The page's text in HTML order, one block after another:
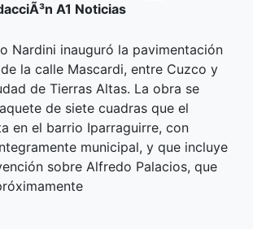
A1 Noticias
Nardini inauguró la pavimentación
la calle Mascardi, entre Cuzco y
de Tierras Altas. La obra se
de siete cuadras que el
en el barrio Iparraguirre, con
municipal, y que incluye
sobre Alfredo Palacios, que